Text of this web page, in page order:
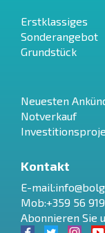
Erstklassiges
Sonderangebot
Grundstück
Neuesten
Notverkauf
Kontakt
E-mail:
Mob:+359 56
Abonnieren Sie